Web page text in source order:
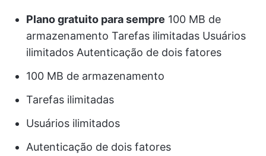
Plano gratuito para sempre 100 MB de
armazenamento Tarefas ilimitadas Usuários
ilimitados Autenticação de dois fatores
100 MB de armazenamento
Tarefas ilimitadas
Usuários ilimitados
Autenticação de dois fatores